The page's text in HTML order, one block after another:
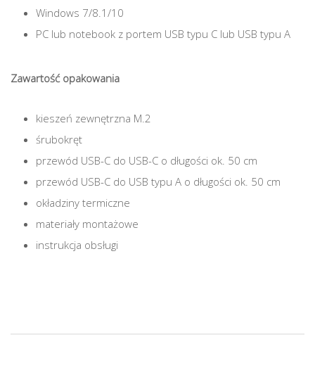
Windows 7/8.1/10
PC lub notebook z portem USB typu C lub USB typu A
Zawartość opakowania
kieszeń zewnętrzna M.2
śrubokręt
przewód USB-C do USB-C o długości ok. 50 cm
przewód USB-C do USB typu A o długości ok. 50 cm
okładziny termiczne
materiały montażowe
instrukcja obsługi